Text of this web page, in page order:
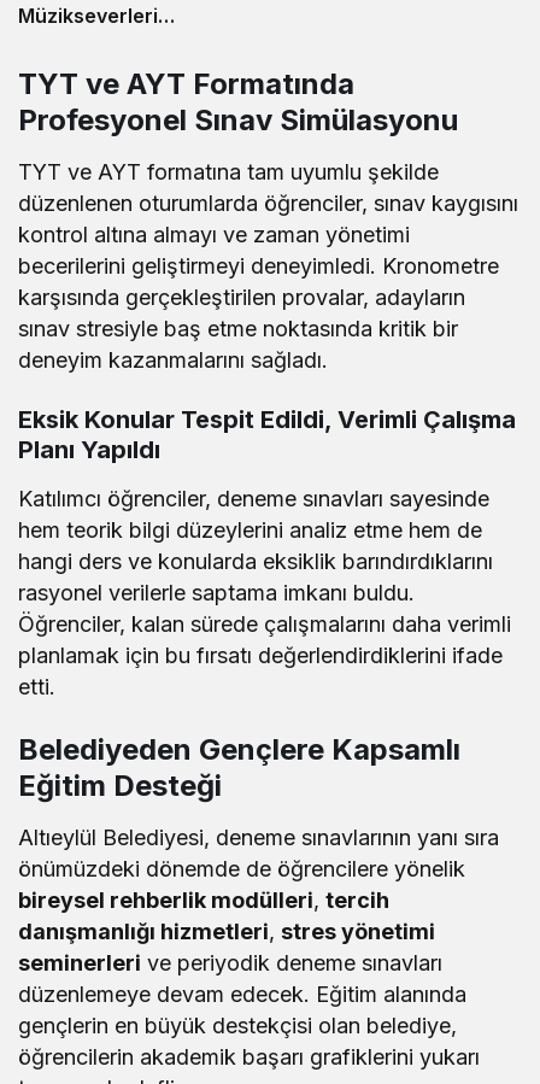
Müzikseverleri
TYT ve AYT Formatında
Profesyonel Sınav Simülasyonu
TYT ve AYT formatına tam uyumlu şekilde
düzenlenen oturumlarda öğrenciler, sınav kaygısını
kontrol altına almayı ve zaman yönetimi
becerilerini geliştirmeyi deneyimledi. Kronometre
karşısında gerçekleştirilen provalar, adayların
sınav stresiyle baş etme noktasında kritik bir
deneyim kazanmalarını sağladı.
Eksik Konular Tespit Edildi, Verimli Çalışma
Planı Yapıldı
Katılımcı öğrenciler, deneme sınavları sayesinde
hem teorik bilgi düzeylerini analiz etme hem de
hangi ders ve konularda eksiklik barındırdıklarını
rasyonel verilerle saptama imkanı buldu.
Öğrenciler, kalan sürede çalışmalarını daha verimli
planlamak için bu fırsatı değerlendirdiklerini ifade
etti.
Belediyeden Gençlere Kapsamlı
Eğitim Desteği
Altıeylül Belediyesi, deneme sınavlarının yanı sıra
önümüzdeki dönemde de öğrencilere yönelik
bireysel rehberlik modülleri,tercih
danışmanlığı hizmetleri, stres yönetimi
seminerleri ve periyodik deneme sınavları
düzenlemeye devam edecek. Eğitim alanında
gençlerin en büyük destekçisi olan belediye,
öğrencilerin akademik başarı grafiklerini yukarı